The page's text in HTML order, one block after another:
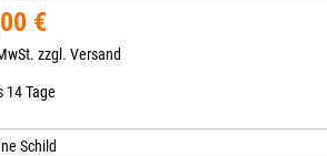
€
zzgl.Versand
14 Tage